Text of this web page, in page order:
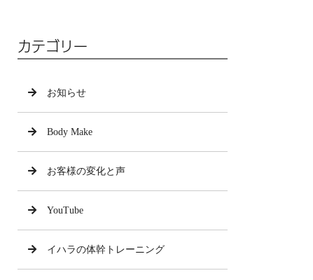
カテゴリー
お知らせ
Body Make
お客様の変化と声
YouTube
イハラの体幹トレーニング